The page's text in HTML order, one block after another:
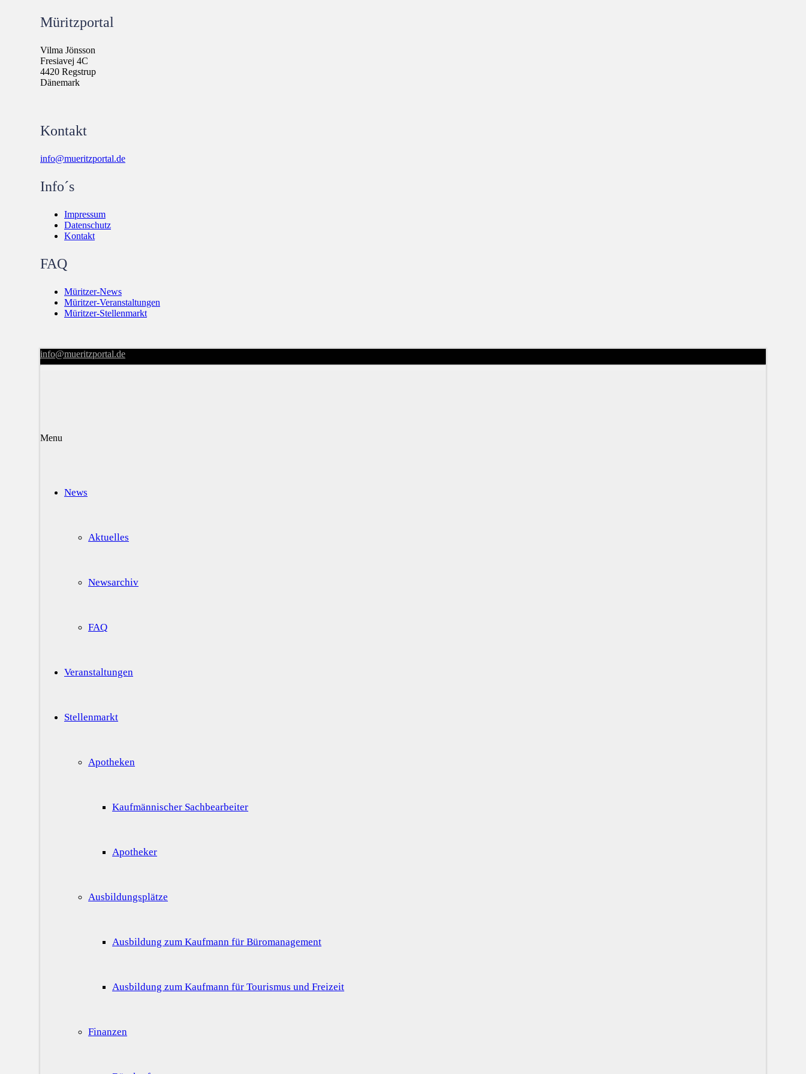
Müritzportal
Vilma Jönsson
Fresiavej 4C
4420 Regstrup
Dänemark
Kontakt
info@mueritzportal.de
Info´s
Impressum
Datenschutz
Kontakt
FAQ
Müritzer-News
Müritzer-Veranstaltungen
Müritzer-Stellenmarkt
info@mueritzportal.de
Menu
News
Aktuelles
Newsarchiv
FAQ
Veranstaltungen
Stellenmarkt
Apotheken
Kaufmännischer Sachbearbeiter
Apotheker
Ausbildungsplätze
Ausbildung zum Kaufmann für Büromanagement
Ausbildung zum Kaufmann für Tourismus und Freizeit
Finanzen